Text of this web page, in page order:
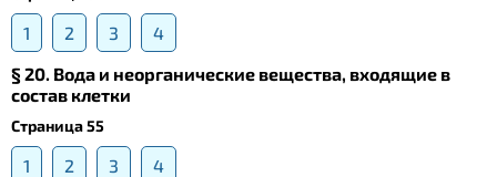
1 2 3
4
§ 20. Вода и неорганические вещества, входящие в
состав клетки
Страница 55
1 2 3
4